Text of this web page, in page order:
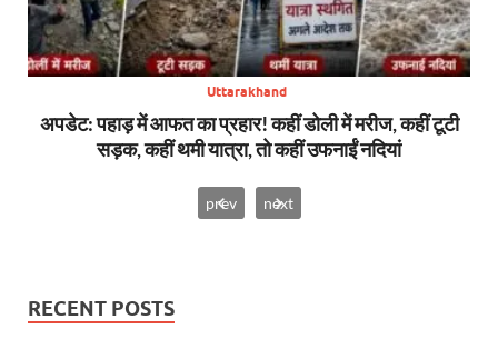
Uttarakhand
अपडेट: पहाड़ में आफत का प्रहार! कहीं डोली में मरीज, कहीं टूटी
सड़क, कहीं थमी यात्रा, तो कहीं उफनाईं नदियां
prev next
RECENT POSTS